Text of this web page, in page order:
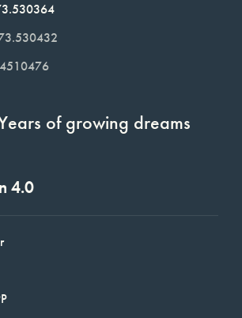
of growing dreams
4.0